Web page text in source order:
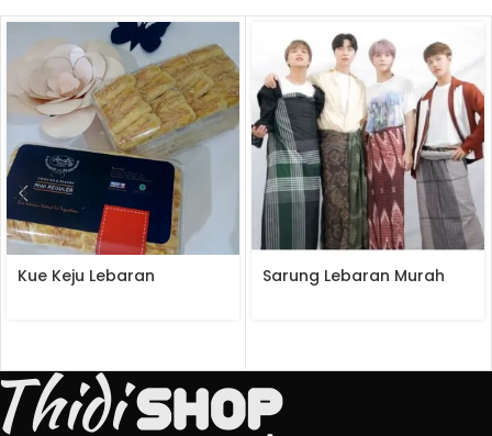
Beli
Produk
Kue Keju Lebaran
Beli
Produk
Sarung Lebaran Murah